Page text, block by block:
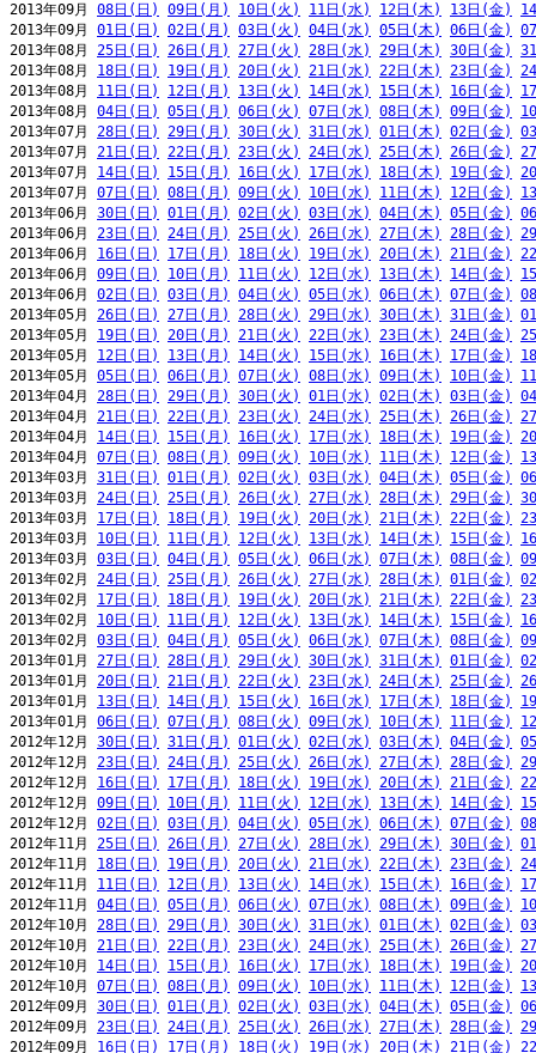
2013年09月 08日(日) 09日(月) 10日(火) 11日(水) 12日(木) 13日(金)
2013年09月 01日(日) 02日(月) 03日(火) 04日(水) 05日(木) 06日(金)
2013年08月 25日(日) 26日(月) 27日(火) 28日(水) 29日(木) 30日(金)
2013年08月 18日(日) 19日(月) 20日(火) 21日(水) 22日(木) 23日(金)
2013年08月 11日(日) 12日(月) 13日(火) 14日(水) 15日(木) 16日(金)
2013年08月 04日(日) 05日(月) 06日(火) 07日(水) 08日(木) 09日(金)
2013年07月 28日(日) 29日(月) 30日(火) 31日(水) 01日(木) 02日(金)
2013年07月 21日(日) 22日(月) 23日(火) 24日(水) 25日(木) 26日(金)
2013年07月 14日(日) 15日(月) 16日(火) 17日(水) 18日(木) 19日(金)
2013年07月 07日(日) 08日(月) 09日(火) 10日(水) 11日(木) 12日(金)
2013年06月 30日(日) 01日(月) 02日(火) 03日(水) 04日(木) 05日(金)
2013年06月 23日(日) 24日(月) 25日(火) 26日(水) 27日(木) 28日(金)
2013年06月 16日(日) 17日(月) 18日(火) 19日(水) 20日(木) 21日(金)
2013年06月 09日(日) 10日(月) 11日(火) 12日(水) 13日(木) 14日(金)
2013年06月 02日(日) 03日(月) 04日(火) 05日(水) 06日(木) 07日(金)
2013年05月 26日(日) 27日(月) 28日(火) 29日(水) 30日(木) 31日(金)
2013年05月 19日(日) 20日(月) 21日(火) 22日(水) 23日(木) 24日(金)
2013年05月 12日(日) 13日(月) 14日(火) 15日(水) 16日(木) 17日(金)
2013年05月 05日(日) 06日(月) 07日(火) 08日(水) 09日(木) 10日(金)
2013年04月 28日(日) 29日(月) 30日(火) 01日(水) 02日(木) 03日(金)
2013年04月 21日(日) 22日(月) 23日(火) 24日(水) 25日(木) 26日(金)
2013年04月 14日(日) 15日(月) 16日(火) 17日(水) 18日(木) 19日(金)
2013年04月 07日(日) 08日(月) 09日(火) 10日(水) 11日(木) 12日(金)
2013年03月 31日(日) 01日(月) 02日(火) 03日(水) 04日(木) 05日(金)
2013年03月 24日(日) 25日(月) 26日(火) 27日(水) 28日(木) 29日(金)
2013年03月 17日(日) 18日(月) 19日(火) 20日(水) 21日(木) 22日(金)
2013年03月 10日(日) 11日(月) 12日(火) 13日(水) 14日(木) 15日(金)
2013年03月 03日(日) 04日(月) 05日(火) 06日(水) 07日(木) 08日(金)
2013年02月 24日(日) 25日(月) 26日(火) 27日(水) 28日(木) 01日(金)
2013年02月 17日(日) 18日(月) 19日(火) 20日(水) 21日(木) 22日(金)
2013年02月 10日(日) 11日(月) 12日(火) 13日(水) 14日(木) 15日(金)
2013年02月 03日(日) 04日(月) 05日(火) 06日(水) 07日(木) 08日(金)
2013年01月 27日(日) 28日(月) 29日(火) 30日(水) 31日(木) 01日(金)
2013年01月 20日(日) 21日(月) 22日(火) 23日(水) 24日(木) 25日(金)
2013年01月 13日(日) 14日(月) 15日(火) 16日(水) 17日(木) 18日(金)
2013年01月 06日(日) 07日(月) 08日(火) 09日(水) 10日(木) 11日(金)
2012年12月 30日(日) 31日(月) 01日(火) 02日(水) 03日(木) 04日(金)
2012年12月 23日(日) 24日(月) 25日(火) 26日(水) 27日(木) 28日(金)
2012年12月 16日(日) 17日(月) 18日(火) 19日(水) 20日(木) 21日(金)
2012年12月 09日(日) 10日(月) 11日(火) 12日(水) 13日(木) 14日(金)
2012年12月 02日(日) 03日(月) 04日(火) 05日(水) 06日(木) 07日(金)
2012年11月 25日(日) 26日(月) 27日(火) 28日(水) 29日(木) 30日(金)
2012年11月 18日(日) 19日(月) 20日(火) 21日(水) 22日(木) 23日(金)
2012年11月 11日(日) 12日(月) 13日(火) 14日(水) 15日(木) 16日(金)
2012年11月 04日(日) 05日(月) 06日(火) 07日(水) 08日(木) 09日(金)
2012年10月 28日(日) 29日(月) 30日(火) 31日(水) 01日(木) 02日(金)
2012年10月 21日(日) 22日(月) 23日(火) 24日(水) 25日(木) 26日(金)
2012年10月 14日(日) 15日(月) 16日(火) 17日(水) 18日(木) 19日(金)
2012年10月 07日(日) 08日(月) 09日(火) 10日(水) 11日(木) 12日(金)
2012年09月 30日(日) 01日(月) 02日(火) 03日(水) 04日(木) 05日(金)
2012年09月 23日(日) 24日(月) 25日(火) 26日(水) 27日(木) 28日(金)
2012年09月 16日(日) 17日(月) 18日(火) 19日(水) 20日(木) 21日(金)